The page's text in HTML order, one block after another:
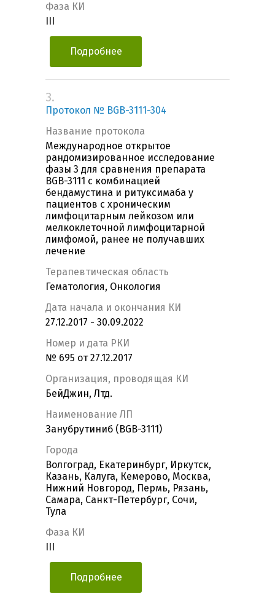
Фаза КИ
Подробнее
3.
Протокол № BGB-3111-304
Название протокола
Международное открытое
рандомизированное исследование
фазы 3 для сравнения препарата
BGB-3111 с комбинацией
бендамустина и ритуксимаба у
пациентов с хроническим
лимфоцитарным лейкозом или
мелкоклеточной лимфоцитарной
лимфомой, ранее не получавших
лечение
Терапевтическая область
Гематология, Онкология
Дата начала и окончания КИ
27.12.2017 - 30.09.2022
Номер и дата РКИ
№ 695 от 27.12.2017
Организация, проводящая КИ
БейДжин, Лтд.
Наименование ЛП
Занубрутиниб (BGB-3111)
Города
Волгоград, Екатеринбург, Иркутск,
Казань, Калуга, Кемерово, Москва,
Нижний Новгород, Пермь, Рязань,
Самара, Санкт-Петербург, Сочи,
Тула
Фаза КИ
Подробнее